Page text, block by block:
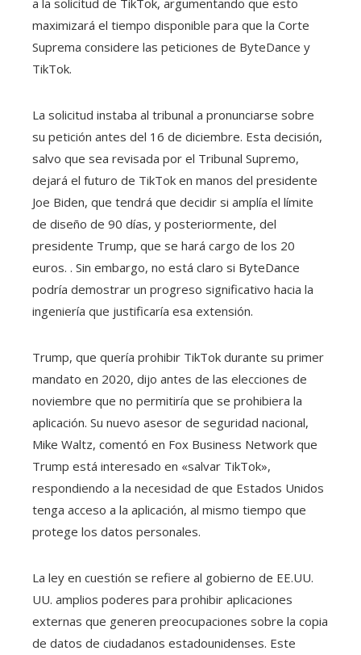
a la solicitud de TikTok, argumentando que esto
maximizará el tiempo disponible para que la Corte
Suprema considere las peticiones de ByteDance y
TikTok.
La solicitud instaba al tribunal a pronunciarse sobre
su petición antes del 16 de diciembre. Esta decisión,
salvo que sea revisada por el Tribunal Supremo,
dejará el futuro de TikTok en manos del presidente
Joe Biden, que tendrá que decidir si amplía el límite
de diseño de 90 días, y posteriormente, del
presidente Trump, que se hará cargo de los 20
euros. . Sin embargo, no está claro si ByteDance
podría demostrar un progreso significativo hacia la
ingeniería que justificaría esa extensión.
Trump, que quería prohibir TikTok durante su primer
mandato en 2020, dijo antes de las elecciones de
noviembre que no permitiría que se prohibiera la
aplicación. Su nuevo asesor de seguridad nacional,
Mike Waltz, comentó en Fox Business Network que
Trump está interesado en «salvar TikTok»,
respondiendo a la necesidad de que Estados Unidos
tenga acceso a la aplicación, al mismo tiempo que
protege los datos personales.
La ley en cuestión se refiere al gobierno de EE.UU.
UU. amplios poderes para prohibir aplicaciones
externas que generen preocupaciones sobre la copia
de datos de ciudadanos estadounidenses. Este